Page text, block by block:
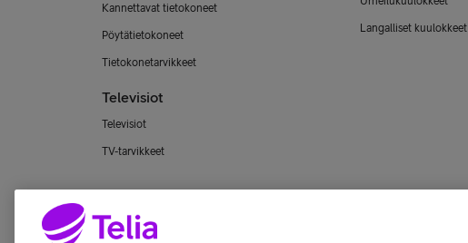
Kannettavat tietokoneet
Pöytätietokoneet
Tietokonetarvikkeet
Televisiot
Televisiot
TV-tarvikkeet
Langalliset kuulokkeet